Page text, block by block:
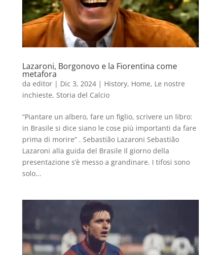
Lazaroni, Borgonovo e la Fiorentina come
metafora
da editor| Dic 3, 2024| History, Home, Le nostre
inchieste, Storia del Calcio
“Piantare un albero, fare un figlio, scrivere un libro:
in Brasile si dice siano le cose più importanti da fare
prima di morire” . Sebastião Lazaroni Sebastião
Lazaroni alla guida del Brasile Il giorno della
presentazione s’è messo a grandinare. I tifosi sono
solo...